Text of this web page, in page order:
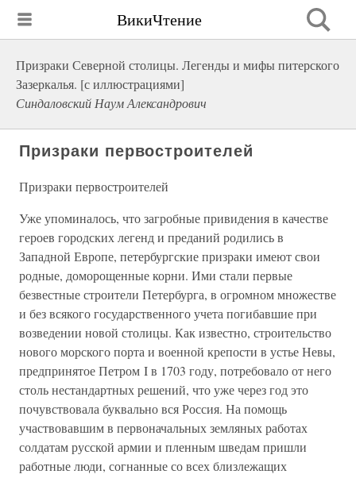
ВикиЧтение
Призраки Северной столицы. Легенды и мифы питерского
Зазеркалья. [с иллюстрациями]
Синдаловский Наум Александрович
Призраки первостроителей
Призраки первостроителей
Уже упоминалось, что загробные привидения в качестве
героев городских легенд и преданий родились в
Западной Европе, петербургские призраки имеют свои
родные, доморощенные корни. Ими стали первые
безвестные строители Петербурга, в огромном множестве
и без всякого государственного учета погибавшие при
возведении новой столицы. Как известно, строительство
нового морского порта и военной крепости в устье Невы,
предпринятое Петром I в 1703 году, потребовало от него
столь нестандартных решений, что уже через год это
почувствовала буквально вся Россия. На помощь
участвовавшим в первоначальных земляных работах
солдатам русской армии и пленным шведам пришли
работные люди, согнанные со всех близлежащих